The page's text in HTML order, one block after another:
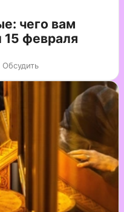
чего вам
15 февраля
Обсудить